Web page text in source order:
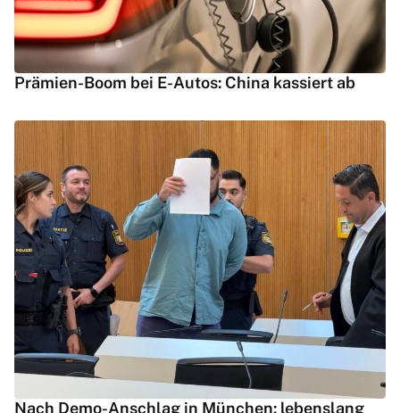
Prämien-Boom bei E-Autos: China kassiert ab
Nach Demo-Anschlag in München: lebenslang